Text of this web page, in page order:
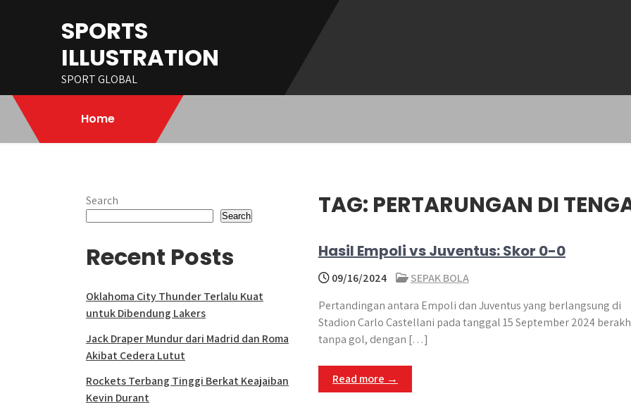
SPORTS
ILLUSTRATION
SPORT GLOBAL
Home
TAG: PERTARUNGAN DI
Hasil Empoli vs Juventus: Skor 0-0
09/16/2024
SEPAK BOLA
Pertandingan antara Empoli dan Juventus yang berlangsung di
Stadion Carlo Castellani pada tanggal 15 September 2024
tanpa gol, dengan […]
Read more →
Search
Search
Recent Posts
Oklahoma City Thunder Terlalu Kuat
untuk Dibendung Lakers
Jack Draper Mundur dari Madrid dan Roma
Akibat Cedera Lutut
Rockets Terbang Tinggi Berkat Keajaiban
Kevin Durant